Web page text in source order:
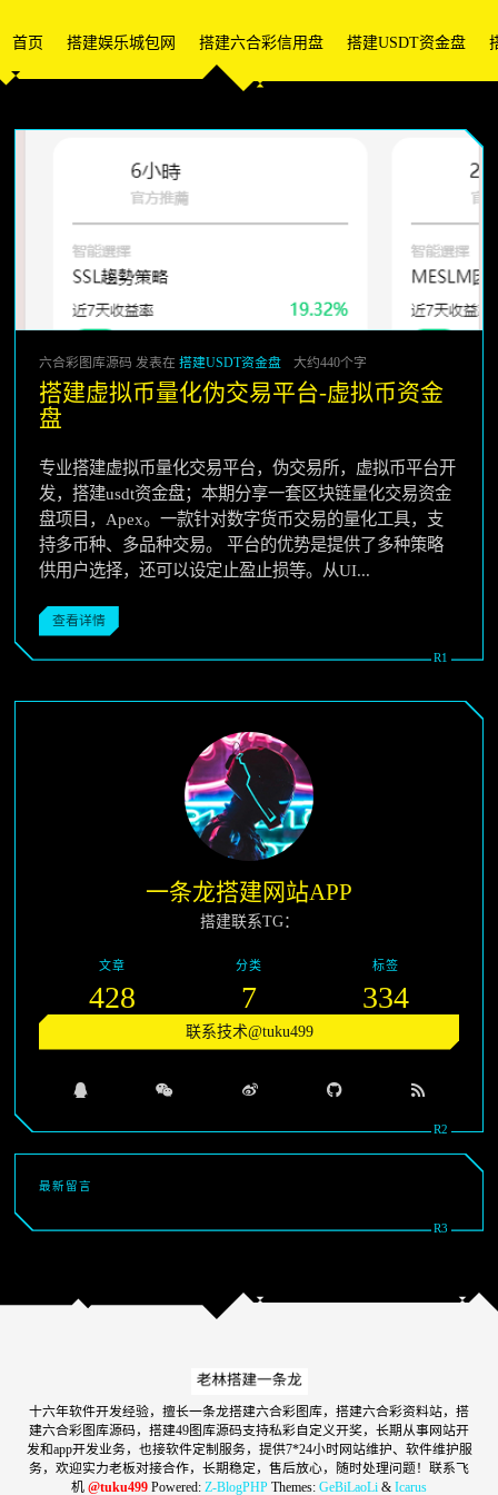
首页 搭建娱乐城包网 搭建六合彩信用盘 搭建USDT资金盘
六合彩图库源码 发表在 搭建USDT资金盘 大约440个字
搭建虚拟币量化伪交易平台-虚拟币资金
盘
专业搭建虚拟币量化交易平台，伪交易所，虚拟币平台开
发，搭建usdt资金盘；本期分享一套区块链量化交易资金
盘项目，Apex。一款针对数字货币交易的量化工具，支
持多币种、多品种交易。 平台的优势是提供了多种策略
供用户选择，还可以设定止盈止损等。从UI...
查看详情
一条龙搭建网站APP
搭建联系TG：
文章
428
分类
7
标签
334
联系技术@tuku499
最新留言
十六年软件开发经验，擅长一条龙搭建六合彩图库，搭建六合彩资料站，搭
建六合彩图库源码，搭建49图库源码支持私彩自定义开奖，长期从事网站开
发和app开发业务，也接软件定制服务，提供7*24小时网站维护、软件维护服
务，欢迎实力老板对接合作，长期稳定，售后放心，随时处理问题！联系飞
机 @tuku499 Powered: Z-BlogPHP Themes: GeBiLaoLi & Icarus